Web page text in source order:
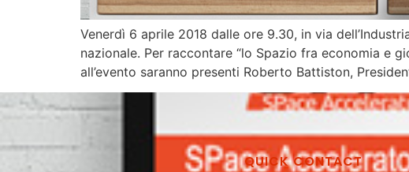
Venerdì 6 aprile 2018 dalle ore 9.30, in via
nazionale. Per raccontare “lo Spazio fra economia e
all’evento saranno presenti Roberto Battiston,
QUICK CONTACT